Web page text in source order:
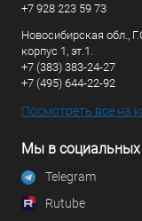
+7 928 223 59 73
Новосибирская обл.,
корпус 1, эт.1.
+7 (383) 383-24-27
+7 (495) 644-22-92
Посмотреть все на
Мы в социальных
Telegram
Rutube